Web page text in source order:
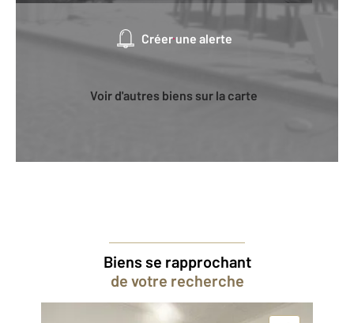
Créer une alerte
Voir d'autres biens sur la carte
Biens se rapprochant
de votre recherche